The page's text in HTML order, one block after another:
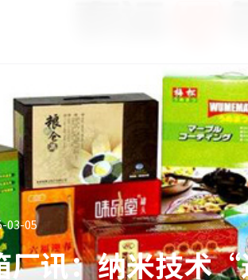
03-05
厂讯：纳米技术